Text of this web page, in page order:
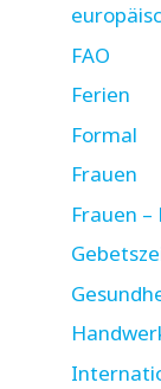
FAO
Ferien
Formal
Frauen
Frauen